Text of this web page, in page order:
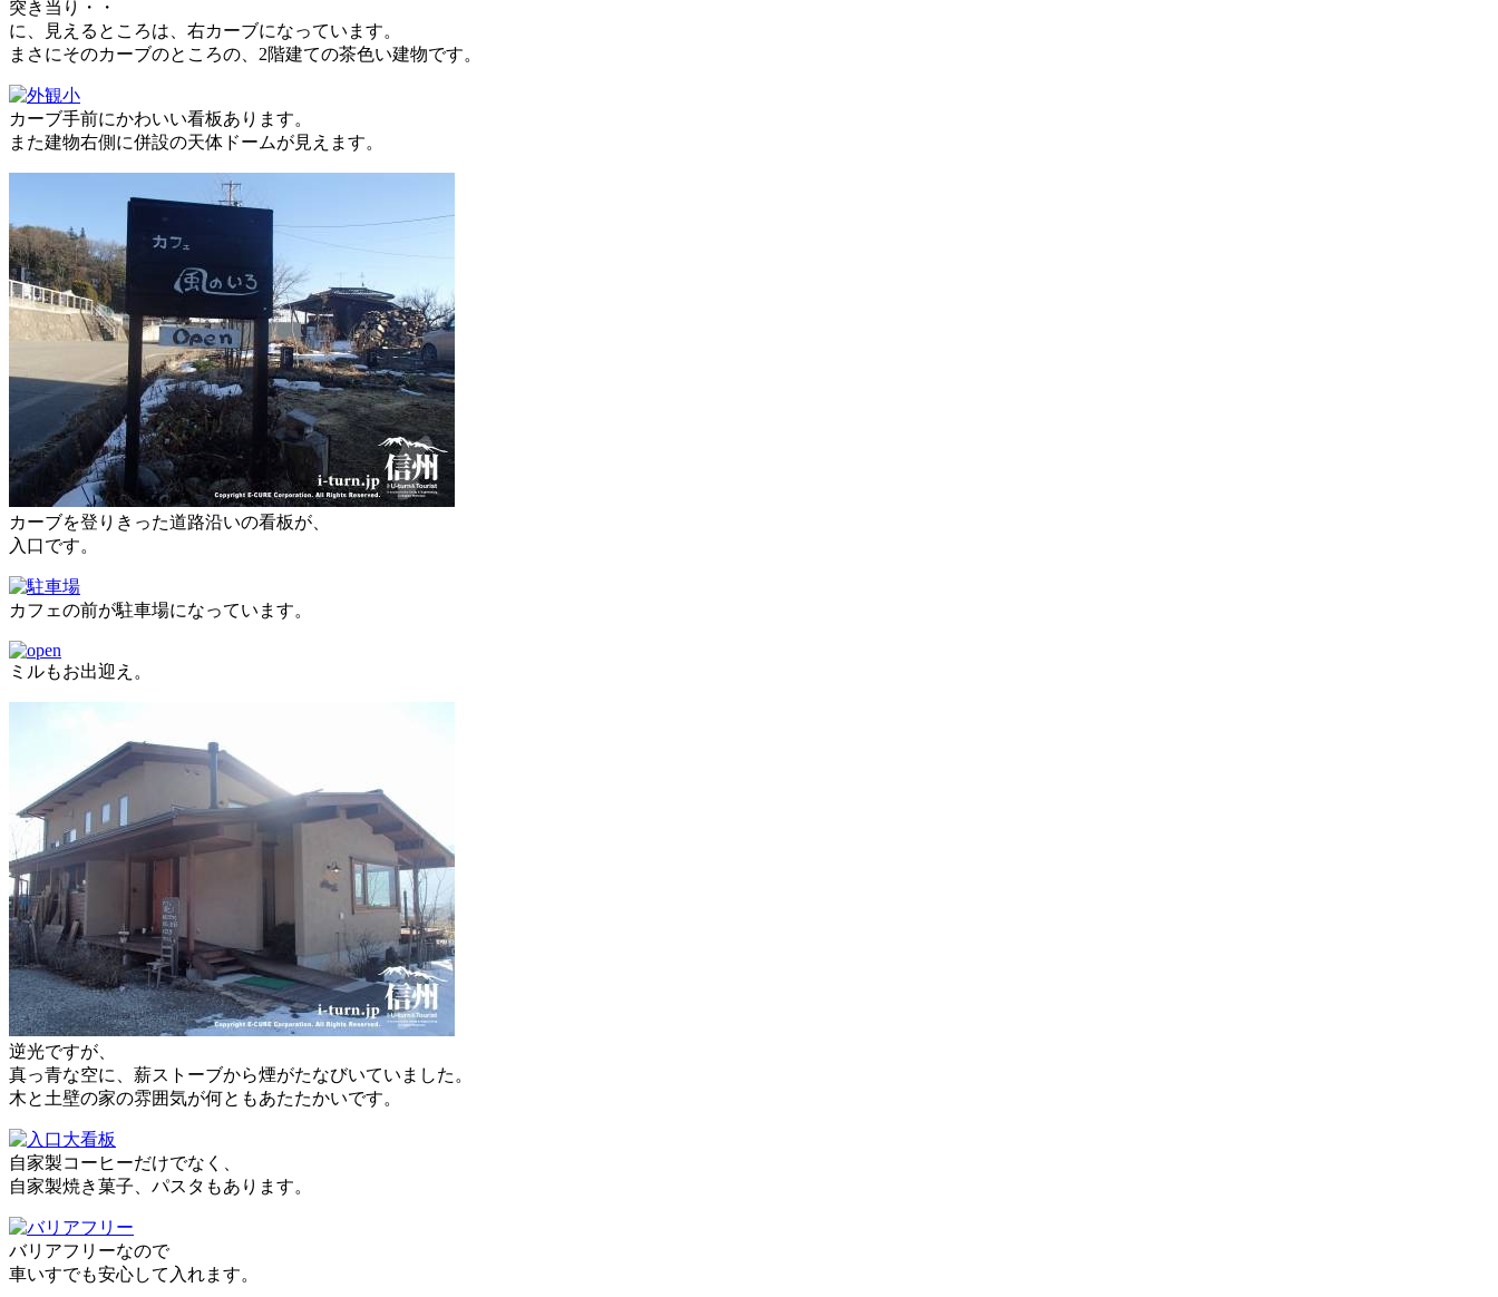
突き当り・・
に、見えるところは、右カーブになっています。
まさにそのカーブのところの、2階建ての茶色い建物です。
カーブ手前にかわいい看板あります。
また建物右側に併設の天体ドームが見えます。
カーブを登りきった道路沿いの看板が、
入口です。
カフェの前が駐車場になっています。
ミルもお出迎え。
逆光ですが、
真っ青な空に、薪ストーブから煙がたなびいていました。
木と土壁の家の雰囲気が何ともあたたかいです。
自家製コーヒーだけでなく、
自家製焼き菓子、パスタもあります。
バリアフリーなので
車いすでも安心して入れます。